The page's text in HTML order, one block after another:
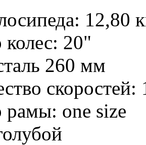
12,80
колес: 20"
260 мм
скоростей:
рамы: one size